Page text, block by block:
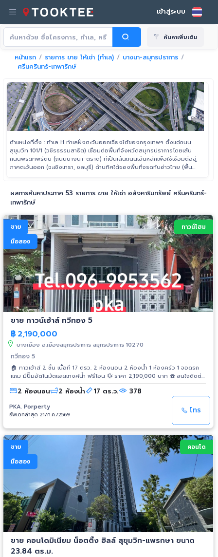
เข้าสู่ระบบ
ค้นหาเพิ่มเติม
หน้าแรก รายการ ขาย ให้เช่า (ทำเล)
บางนา-สมุทรปราการ
ศรีนครินทร์-เทพารักษ์
ตำแหน่งที่ตั้ง : ทำเล H ทำเลฝั่งตะวันออกเฉียงใต้ของกรุงเทพฯ ตั้งแต่ถนน
สุขุมวิท 101/1 (วชิรธรรมสาธิต) เชื่อมต่อพื้นที่จังหวัดสมุทรปราการโดยเส้น
ถนนพระเทพรัตน (ถนนบางนา-ตราด) ที่เป็นเส้นถนนเส้นหลักเพื่อใช้เชื่อมต่อสู่
ภาคตะวันออก (ฉะเชิงเทรา, ชลบุรี) ด้านทิศใต้ของพื้นที่จรดกับอ่าวไทย (พื้นที่
ผลการค้นหาประกาศ 53 รายการ ขาย ให้เช่า อสังหาริมทรัพย์ ศรีนครินทร์-
เทพารักษ์
ขาย
มือสอง
ทาวน์โฮม
ขาย ทาวน์เฮ้าส์ ทวีทอง 5
฿ 2,190,000
บางเมือง อ.เมืองสมุทรปราการ สมุทรปราการ 10270
ทวีทอง 5
🏠 ทาวเฮ้าส์ 2 ชั้น เนื้อที่ 17 ตรว. 2 ห้องนอน 2 ห้องน้ำ 1 ห้องครัว 1 จอดรถ
แถม มีปั๊มอัตโนมัตและแทงค์น้ำ ฟรีโอน 💱 ราคา 2,190,000 บาท ☎️ สนใจติดต่อ
นัดดูบ้าน หรือปรึกษาเรื่องสินเชื่อก่อนได้ที่☎️ ☎️ Tel. 096-9953562 PKA
2 ห้องนอน 2 ห้องน้ำ 17 ตร.ว. 378
PKA. Porperty
อัพเดทล่าสุด 21/ก.ค./2569 โทร
ขาย
มือสอง
คอนโด
ขาย คอนโดมิเนียม น็อตติ้ง ฮิลล์ สุขุมวิท-แพรกษา ขนาด
23.84 ตร.ม.